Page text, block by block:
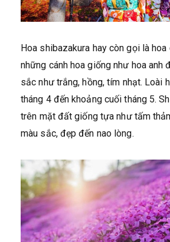
Hoa shibazakura hay còn gọi là hoa
những cánh hoa giống như hoa anh
sắc như trắng, hồng, tím nhạt. Loài
tháng 4 đến khoảng cuối tháng 5.
trên mặt đất giống tựa như tấm
màu sắc, đẹp đến nao lòng.